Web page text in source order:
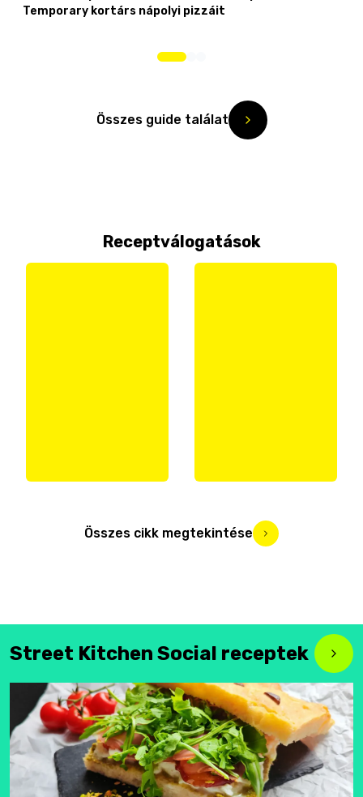
Temporary kortárs nápolyi pizzáit
Összes guide találat
Receptválogatások
Összes cikk megtekintése
Street Kitchen Social receptek